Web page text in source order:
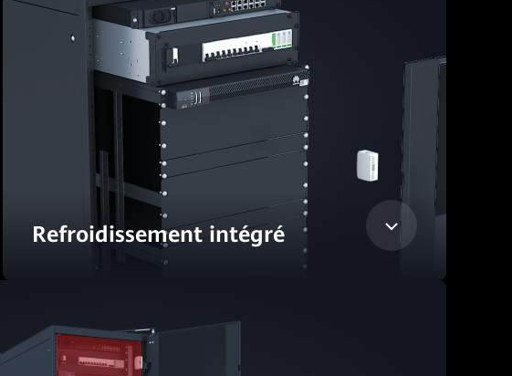
Refroidissement intégré